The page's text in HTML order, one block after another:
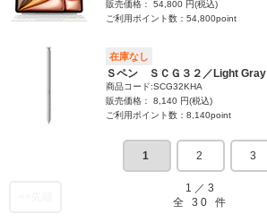
販売価格： 54,800 円(税込)
ご利用ポイント数：54,800point
在庫なし
Ｓペン ＳＣＧ３２／Light Gray
商品コード:SCG32KHA
販売価格： 8,140 円(税込)
ご利用ポイント数：8,140point
1 2 3
1 ／ 3
全 30 件